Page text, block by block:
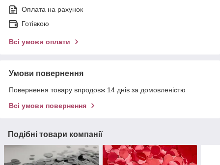
Оплата на рахунок
Готівкою
Всі умови оплати
Умови повернення
Повернення товару впродовж 14 днів за домовленістю
Всі умови повернення
Подібні товари компанії